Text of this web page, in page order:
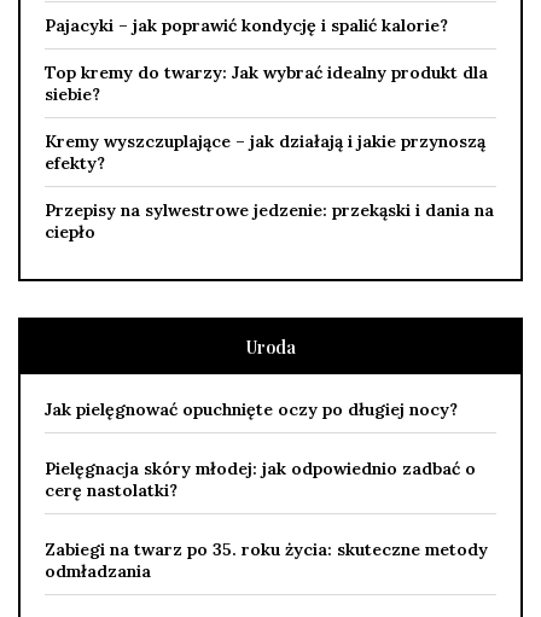
Pajacyki – jak poprawić kondycję i spalić kalorie?
Top kremy do twarzy: Jak wybrać idealny produkt dla
siebie?
Kremy wyszczuplające – jak działają i jakie przynoszą
efekty?
Przepisy na sylwestrowe jedzenie: przekąski i dania na
ciepło
Uroda
Jak pielęgnować opuchnięte oczy po długiej nocy?
Pielęgnacja skóry młodej: jak odpowiednio zadbać o
cerę nastolatki?
Zabiegi na twarz po 35. roku życia: skuteczne metody
odmładzania